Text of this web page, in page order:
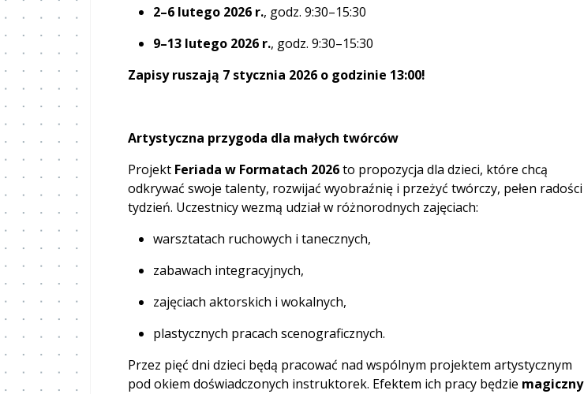
2–6 lutego 2026 r., godz. 9:30–15:30
9–13 lutego 2026 r., godz. 9:30–15:30
Zapisy ruszają 7 stycznia 2026 o godzinie 13:00!
Artystyczna przygoda dla małych twórców
Projekt Feriada w Formatach 2026to propozycja dla dzieci, które chcą
odkrywać swoje talenty, rozwijać wyobraźnię i przeżyć twórczy, pełen radości
tydzień. Uczestnicy wezmą udział w różnorodnych zajęciach:
warsztatach ruchowych i tanecznych,
zabawach integracyjnych,
zajęciach aktorskich i wokalnych,
plastycznych pracach scenograficznych.
Przez pięć dni dzieci będą pracować nad wspólnym projektem artystycznym
pod okiem doświadczonych instruktorek. Efektem ich pracy będzie magiczny